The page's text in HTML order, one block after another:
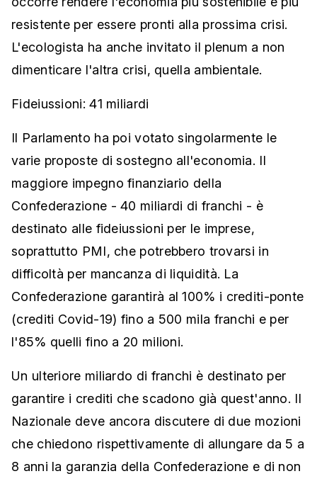
resistente per essere pronti alla prossima crisi.
L'ecologista ha anche invitato il plenum a non
dimenticare l'altra crisi, quella ambientale.
Fideiussioni: 41 miliardi
Il Parlamento ha poi votato singolarmente le
varie proposte di sostegno all'economia. Il
maggiore impegno finanziario della
Confederazione - 40 miliardi di franchi - è
destinato alle fideiussioni per le imprese,
soprattutto PMI, che potrebbero trovarsi in
difficoltà per mancanza di liquidità. La
Confederazione garantirà al 100% i crediti-ponte
(crediti Covid-19) fino a 500 mila franchi e per
l'85% quelli fino a 20 milioni.
Un ulteriore miliardo di franchi è destinato per
garantire i crediti che scadono già quest'anno. Il
Nazionale deve ancora discutere di due mozioni
che chiedono rispettivamente di allungare da 5 a
8 anni la garanzia della Confederazione e di non